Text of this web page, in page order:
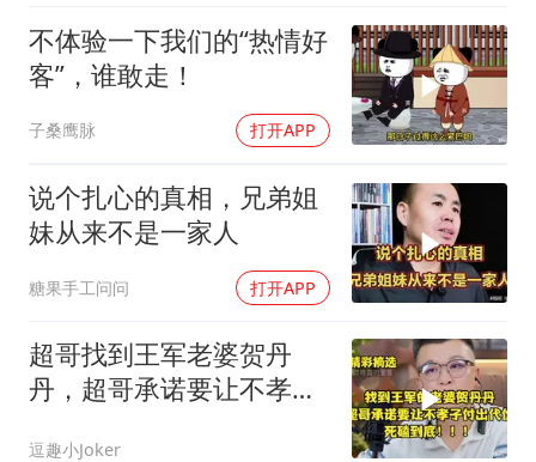
不体验一下我们的“热情好
客”，谁敢走！
子桑鹰脉 打开APP
说个扎心的真相，兄弟姐
妹从来不是一家人
糖果手工问问 打开APP
超哥找到王军老婆贺丹
丹，超哥承诺要让不孝子
逗趣小Joker